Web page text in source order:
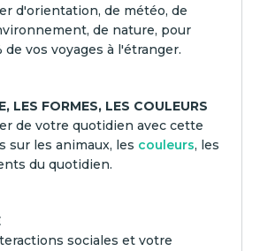
d'orientation, de météo, de
de nature, pour
vos voyages à l'étranger.
LES FORMES, LES COULEURS
de votre quotidien avec cette
sur les animaux, les couleurs, les
du quotidien.
sociales et votre